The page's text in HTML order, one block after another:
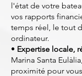
l'état de votre
vos rapports
temps réel, le tout
ordinateur.
• Expertise locale,
Marina Santa
proximité pour